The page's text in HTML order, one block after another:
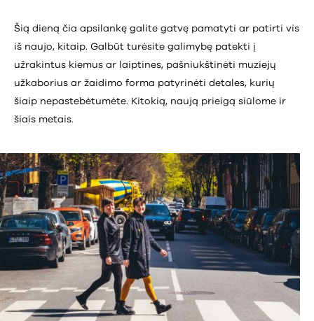
Šią dieną čia apsilankę galite gatvę pamatyti ar patirti vis
iš naujo, kitaip. Galbūt turėsite galimybę patekti į
užrakintus kiemus ar laiptines, pašniukštinėti muziejų
užkaborius ar žaidimo forma patyrinėti detales, kurių
šiaip nepastebėtumėte. Kitokią, naują prieigą siūlome ir
šiais metais.